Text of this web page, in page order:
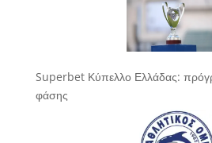
Superbet Κύπελλο Ελλάδας:
φάσης